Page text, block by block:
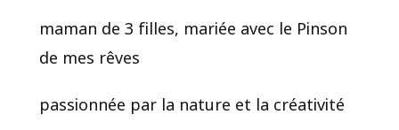
maman de 3 filles, mariée avec le Pinson
de mes rêves
passionnée par la nature et la créativité